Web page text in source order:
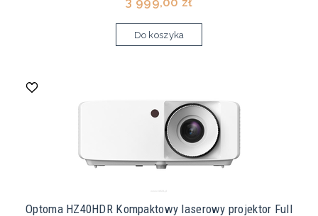
Do koszyka
Optoma HZ40HDR Kompaktowy laserowy projektor Full